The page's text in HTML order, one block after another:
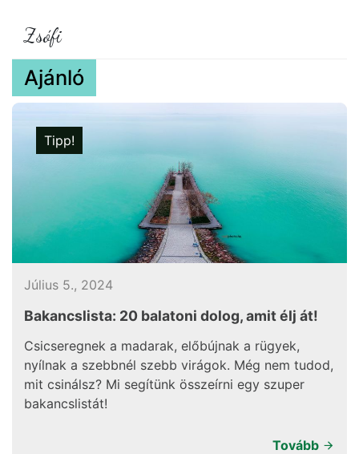
Zsófi
Ajánló
Tipp!
Július 5., 2024
Bakancslista: 20 balatoni dolog, amit élj át!
Csicseregnek a madarak, előbújnak a rügyek,
nyílnak a szebbnél szebb virágok. Még nem tudod,
mit csinálsz? Mi segítünk összeírni egy szuper
bakancslistát!
Tovább